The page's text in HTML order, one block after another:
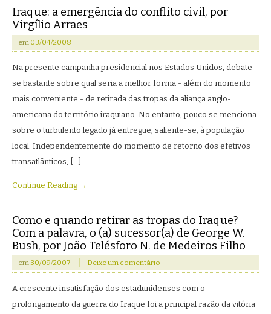
Iraque: a emergência do conflito civil, por
Virgílio Arraes
em 03/04/2008
Na presente campanha presidencial nos Estados Unidos, debate-
se bastante sobre qual seria a melhor forma - além do momento
mais conveniente - de retirada das tropas da aliança anglo-
americana do território iraquiano. No entanto, pouco se menciona
sobre o turbulento legado já entregue, saliente-se, à população
local. Independentemente do momento de retorno dos efetivos
transatlânticos, […]
Continue Reading →
Como e quando retirar as tropas do Iraque?
Com a palavra, o (a) sucessor(a) de George W.
Bush, por João Telésforo N. de Medeiros Filho
em 30/09/2007 Deixe um comentário
A crescente insatisfação dos estadunidenses com o
prolongamento da guerra do Iraque foi a principal razão da vitória